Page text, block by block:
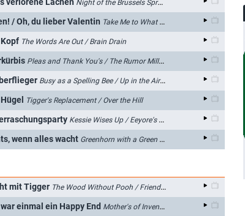
verlorene Lachen Night of the Brussels Sprout / I Could Have Laughed All Night
/ Oh, du lieber Valentin Take Me to What River? / My Gloomy Valentine
The Words Are Out / Brain Drain
Pleas and Thank You's / The Rumor Millstone
Busy as a Spelling Bee / Up in the Air Junior Bird Donkey
Tigger's Replacement / Over the Hill
Kessie Wises Up / Eeyore's Tailiversary
wenn alles wacht Greenhorn with a Green Thumb / Night of the Waking Tigger
mit Tigger The Wood Without Pooh / Friends of a Different Stripe
einmal ein Happy End Mother's of Invention / Once Upon a Happy Ending